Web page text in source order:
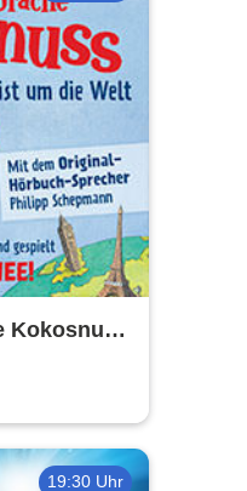
Kokosnuss
19:30 Uhr